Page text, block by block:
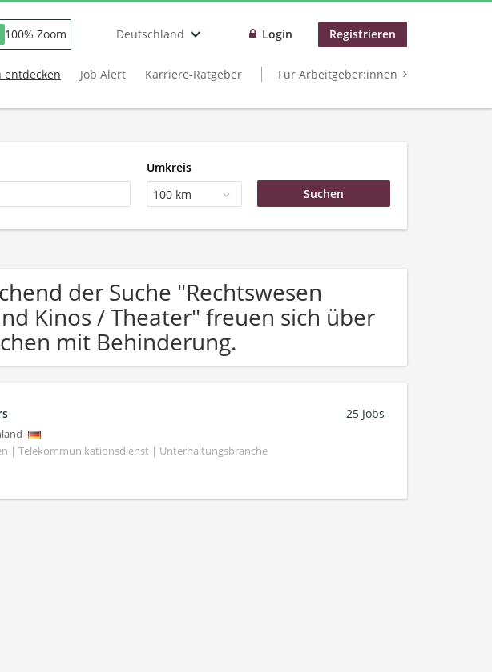
100% Zoom Deutschland Login Registrieren
entdecken Job Alert Karriere-Ratgeber Für Arbeitgeber:innen
Umkreis
100 km
der Suche "Rechtswesen
Kinos / Theater" freuen sich über
mit Behinderung.
| Telekommunikationsdienst | Unterhaltungsbranche
25 Jobs